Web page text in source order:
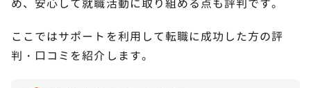
め、安心して就職活動に取り組める点も評判です。
ここではサポートを利用して転職に成功した方の評
判・口コミを紹介します。